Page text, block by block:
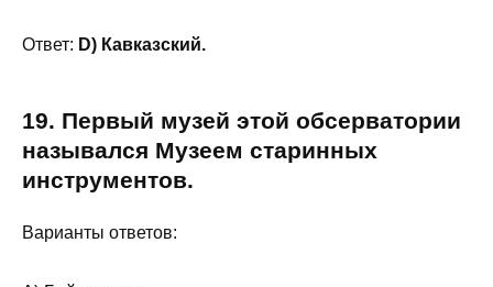
Ответ: D) Кавказский.
19. Первый музей этой обсерватории
назывался Музеем старинных
инструментов.
Варианты ответов: